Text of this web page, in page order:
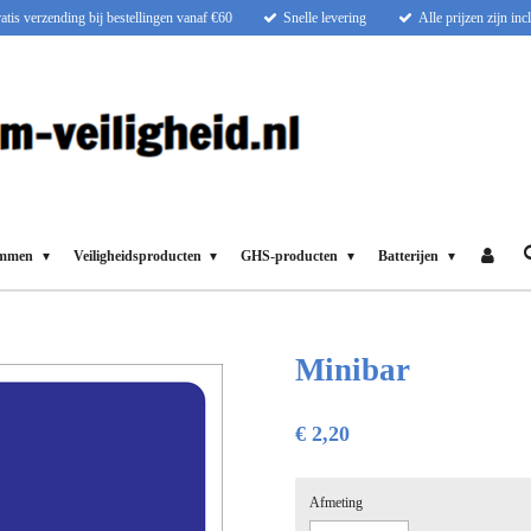
verzending bij bestellingen vanaf €60 Snelle levering Alle prijzen zijn
Veiligheidsproducten GHS-producten Batterijen
Minibar
€ 2,20
Afmeting